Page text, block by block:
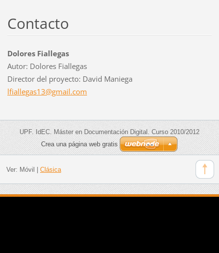
Contacto
Dolores Fiallegas
Autor: Dolores Fiallegas
Director del proyecto: David Maniega
lfiallegas13@gmail.com
UPF. IdEC. Máster en Documentación Digital. Curso 2010/2012
Crea una página web gratis
Ver: Móvil Clásica